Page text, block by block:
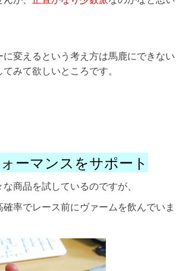
変えるという考え方は馬鹿にできない
みて欲しいところです。
ーマンスをサポート
商品を試しているのですが、
率でレース前にヴァームを飲んでいま